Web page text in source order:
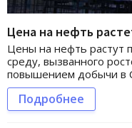
Цена на нефть
Цены на нефть растут
среду, вызванного
повышением добычи в
Подробнее